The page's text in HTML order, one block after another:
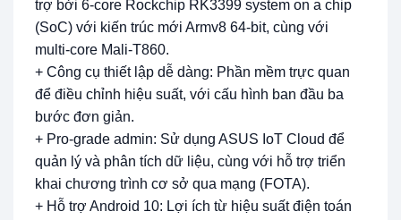
trợ bởi 6-core Rockchip RK3399 system on a chip
(SoC) với kiến trúc mới Armv8 64-bit, cùng với
multi-core Mali-T860.
+ Công cụ thiết lập dễ dàng: Phần mềm trực quan
để điều chỉnh hiệu suất, với cấu hình ban đầu ba
bước đơn giản.
+ Pro-grade admin: Sử dụng ASUS IoT Cloud để
quản lý và phân tích dữ liệu, cùng với hỗ trợ triển
khai chương trình cơ sở qua mạng (FOTA).
+ Hỗ trợ Android 10: Lợi ích từ hiệu suất điện toán